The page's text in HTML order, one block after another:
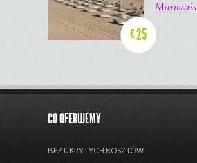
€25
Marmaris
CO OFERUJEMY
BEZ UKRYTYCH KOSZTÓW